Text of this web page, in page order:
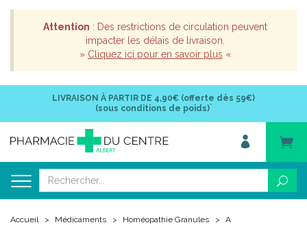
Attention : Des restrictions de circulation peuvent
impacter les délais de livraison.
» Cliquez ici pour en savoir plus «
LIVRAISON À PARTIR DE 4,90€ (offerte dès 59€)
(sous conditions de poids)*
Accueil Médicaments Homéopathie Granules
A